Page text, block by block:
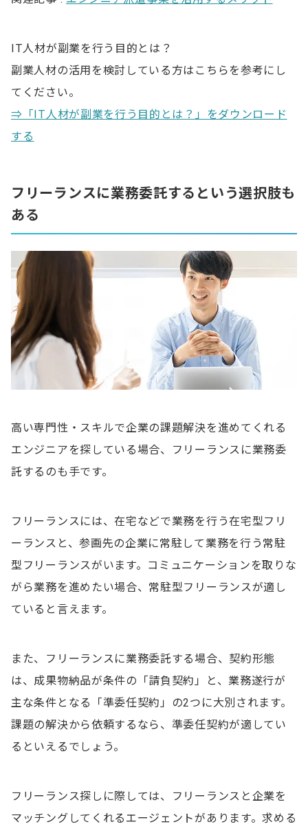
IT人材が副業を行う目的とは？
副業人材の活用を検討している方はこちらを参考にし
てください。
⇒「IT人材が副業を行う目的とは？」をダウンロード
する
フリーランスに業務委託するという選択肢も
ある
高い専門性・スキルで企業の課題解決を進めてくれる
エンジニアを探している場合、フリーランスに業務委
託するのも手です。
フリーランスには、在宅などで業務を行う在宅型フリ
ーランスと、参画先の企業に常駐して業務を行う常駐
型フリーランスがいます。コミュニケーションを取りな
がら業務を進めたい場合、常駐型フリーランスが適し
ていると言えます。
また、フリーランスに業務委託する場合、契約形態
は、成果物納品が条件の「請負契約」と、業務遂行が
主な条件となる「準委任契約」の2つに大別されます。
課題の解決から依頼するなら、準委任契約が適してい
るといえるでしょう。
フリーランス探しに際しては、フリーランスと企業を
マッチングしてくれるエージェントがあります。求める